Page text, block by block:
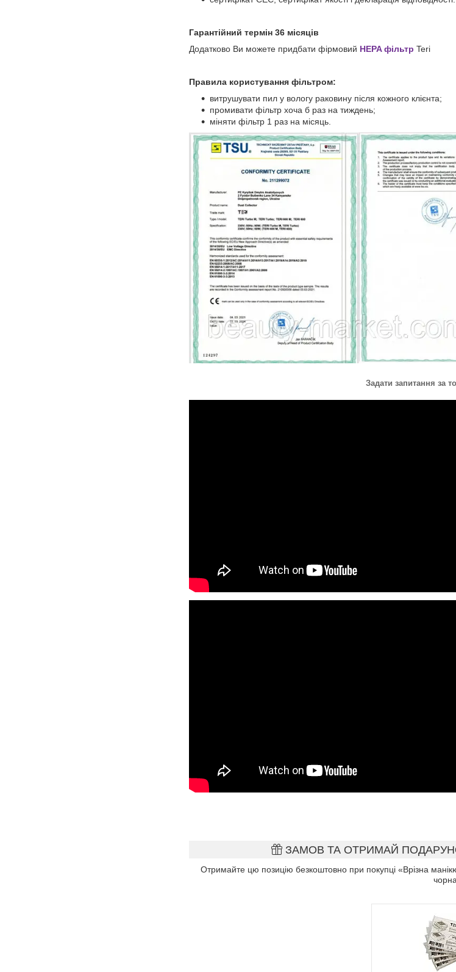
Гарантійний термін 36 місяців
Додатково Ви можете придбати фірмовий HEPA фільтр Teri
Правила користування фільтром:
витрушувати пил у вологу раковину після кожного клієнта;
промивати фільтр хоча б раз на тиждень;
міняти фільтр 1 раз на місяць.
Задати запитання за
ЗАМОВ ТА ОТРИМАЙ
Отримайте цю позицію безкоштовно при покупці «Врізна